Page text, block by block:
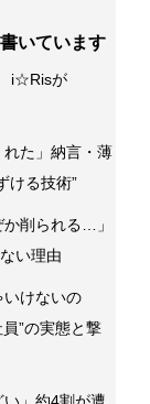
いています
i☆Risが
れた」納言・薄
ける技術”
か削られる…」
い理由
いけないの
”の実態と撃